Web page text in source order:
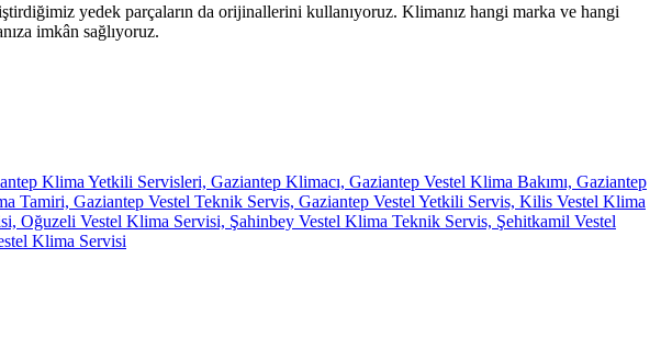
yedek parçaların da orijinallerini kullanıyoruz. Klimanız hangi marka ve hangi
imkân sağlıyoruz.
Klima Yetkili Servisleri, Gaziantep Klimacı, Gaziantep Vestel Klima Bakımı, Gaziantep
Tamiri, Gaziantep Vestel Teknik Servis, Gaziantep Vestel Yetkili Servis, Kilis Vestel Klima
Oğuzeli Vestel Klima Servisi, Şahinbey Vestel Klima Teknik Servis, Şehitkamil Vestel
Klima Servisi